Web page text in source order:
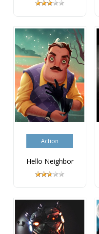
Action
Hello Neighbor